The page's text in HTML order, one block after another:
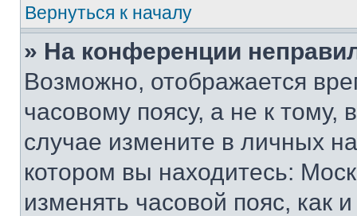
Вернуться к началу
» На конференции
Возможно, отображается
часовому поясу, а не к тому,
случае измените в личных
котором вы находитесь:
изменять часовой пояс, как